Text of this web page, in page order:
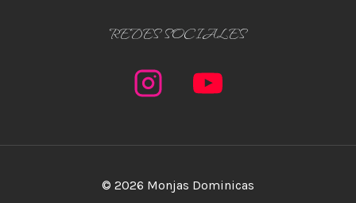
REDES SOCIALES
© 2026 Monjas Dominicas